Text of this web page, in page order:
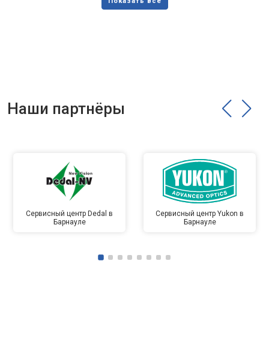
Наши партнёры
Сервисный центр Dedal в
Барнауле
Сервисный центр Yukon в
Барнауле